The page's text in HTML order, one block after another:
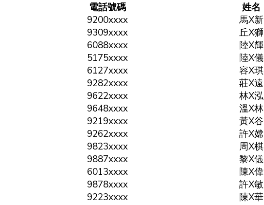
電話號碼 姓名
9200xxxx
馬X新
9309xxxx
丘X獅
6088xxxx
陸X輝
5175xxxx
陸X儀
6127xxxx
容X琪
9282xxxx
莊X遠
9622xxxx
林X泓
9648xxxx
溫X林
9219xxxx
黃X谷
9262xxxx
許X嫦
9823xxxx
周X棋
9887xxxx
黎X儀
6013xxxx
陳X偉
9878xxxx
許X敏
9223xxxx
陳X華